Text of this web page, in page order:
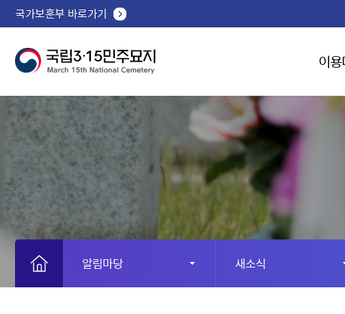
국가보훈부 바로가기
이
알림마당 새소식